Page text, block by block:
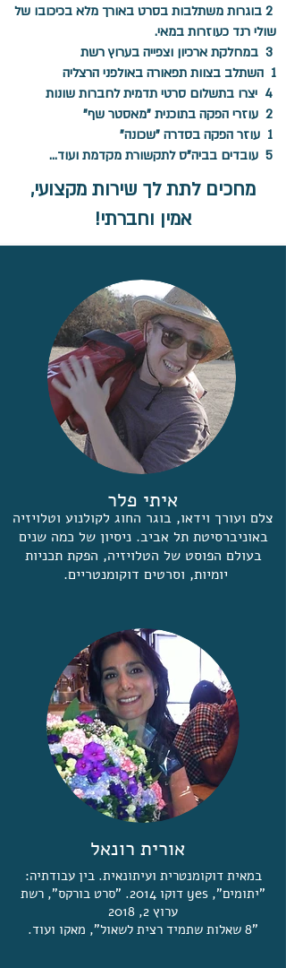
2 בוגרות משתלבות בסרט באורך מלא בכיכובו של
שולי רנד כעוזרות במאי.
1 השתלב בצוות תפאורה באולפני הרצליה
מחכים לתת לך שירות מקצועי,
אמין וחברתי!
איתי פלר
צלם ועורך וידאו, בוגר החוג לקולנוע וטלויזיה
באוניברסיטת תל אביב. ניסיון של כמה שנים
בעולם הפוסט של הטלויזיה, הפקת תכניות
יומיות, וסרטים דוקומנטריים.
אורית רונאל
במאית דוקומנטרית ועיתונאית. בין עבודתיה:
"יתומים", yes דוקו 2014. "סרט בורקס", רשת
ערוץ 2, 2018
"8 שאלות שתמיד רצית לשאול", מאקו ועוד.